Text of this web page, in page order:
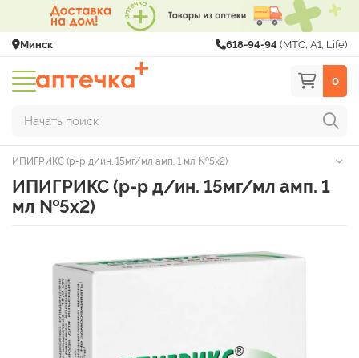
Минск 618-94-94 (МТС, A1, Life)
0
Начать поиск
ИПИГРИКС (р-р д/ин. 15мг/мл амп. 1 мл №5х2)
ИПИГРИКС (р-р д/ин. 15мг/мл амп. 1
мл №5х2)